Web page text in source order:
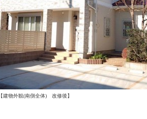
【建物外観(南側全体) 改修後】